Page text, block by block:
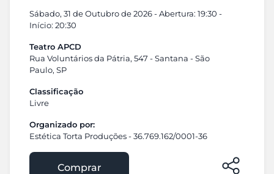
Sábado, 31 de Outubro de 2026 - Abertura: 19:30 -
Início: 20:30
Teatro APCD
Rua Voluntários da Pátria, 547 - Santana - São
Paulo, SP
Classificação
Livre
Organizado por:
Estética Torta Produções - 36.769.162/0001-36
Comprar